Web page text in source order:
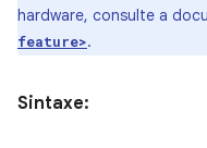
hardware, consulte a
feature>.
Sintaxe: